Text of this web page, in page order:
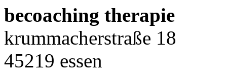
becoaching therapie
krummacherstraße 18
45219 essen